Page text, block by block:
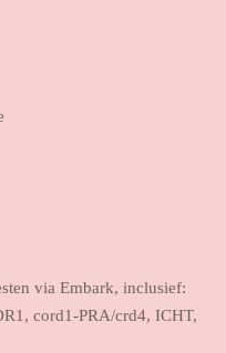
via Embark, inclusief:
cord1-PRA/crd4, ICHT,